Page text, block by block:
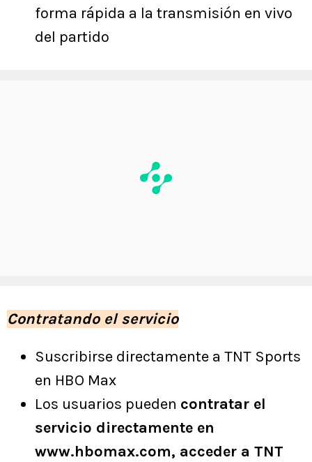
forma rápida a la transmisión en vivo
del partido
Contratando el servicio
Suscribirse directamente a TNT Sports
en HBO Max
Los usuarios pueden contratar el
servicio directamente en
www.hbomax.com, acceder a TNT